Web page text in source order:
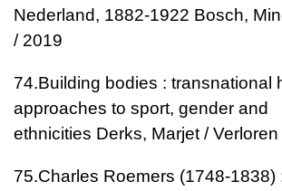
Nederland, 1882-1922 Bosch,
/ 2019
74.Building bodies : transnational
approaches to sport, gender and
ethnicities Derks, Marjet /
75.Charles Roemers (1748-1838)